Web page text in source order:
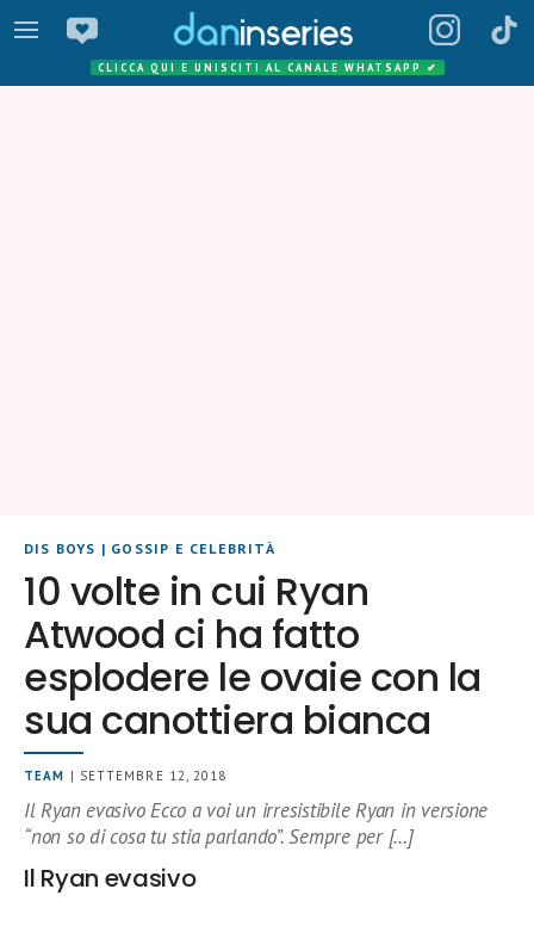
CLICCA QUI E UNISCITI AL CANALE WHATSAPP ✔
DIS BOYS | GOSSIP E CELEBRITÀ
10 volte in cui Ryan
Atwood ci ha fatto
esplodere le ovaie con la
sua canottiera bianca
TEAM | SETTEMBRE 12, 2018
Il Ryan evasivo Ecco a voi un irresistibile Ryan in versione
“non so di cosa tu stia parlando”. Sempre per […]
Il Ryan evasivo